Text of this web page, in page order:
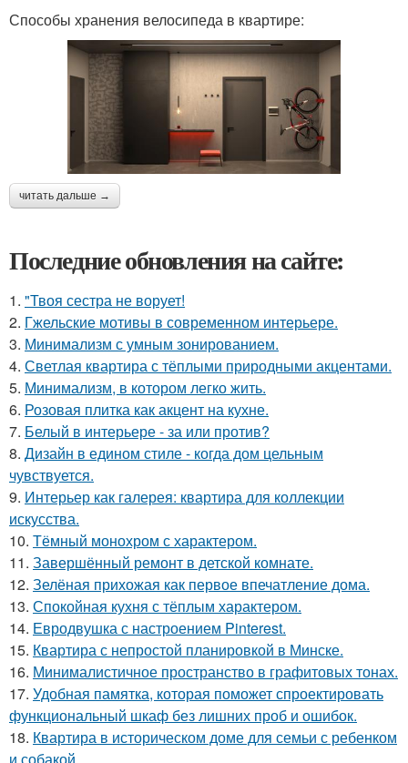
Способы хранения велосипеда в квартире:
читать дальше →
Последние обновления на сайте:
1. "Твоя сестра не ворует!
2. Гжельские мотивы в современном интерьере.
3. Минимализм с умным зонированием.
4. Светлая квартира с тёплыми природными акцентами.
5. Минимализм, в котором легко жить.
6. Розовая плитка как акцент на кухне.
7. Белый в интерьере - за или против?
8. Дизайн в едином стиле - когда дом цельным
чувствуется.
9. Интерьер как галерея: квартира для коллекции
искусства.
10. Тёмный монохром с характером.
11. Завершённый ремонт в детской комнате.
12. Зелёная прихожая как первое впечатление дома.
13. Спокойная кухня с тёплым характером.
14. Евродвушка с настроением Pinterest.
15. Квартира с непростой планировкой в Минске.
16. Минималистичное пространство в графитовых тонах.
17. Удобная памятка, которая поможет спроектировать
функциональный шкаф без лишних проб и ошибок.
18. Квартира в историческом доме для семьи с ребенком
и собакой.